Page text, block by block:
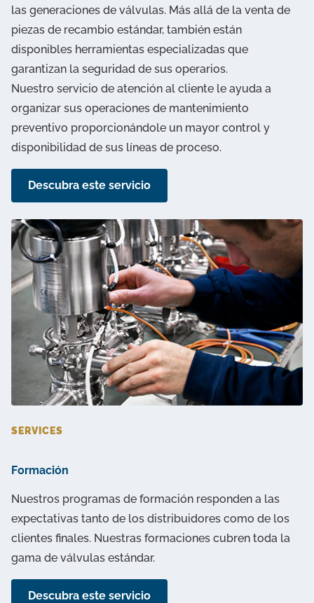
las generaciones de válvulas. Más allá de la venta de
piezas de recambio estándar, también están
disponibles herramientas especializadas que
garantizan la seguridad de sus operarios.
Nuestro servicio de atención al cliente le ayuda a
organizar sus operaciones de mantenimiento
preventivo proporcionándole un mayor control y
disponibilidad de sus líneas de proceso.
Descubra este servicio
SERVICES
Formación
Nuestros programas de formación responden a las
expectativas tanto de los distribuidores como de los
clientes finales. Nuestras formaciones cubren toda la
gama de válvulas estándar.
Descubra este servicio